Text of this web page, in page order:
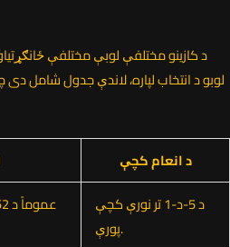
لوبو د انتخاب لپاره، لاندې جدول شامل
د انعام کچې
د 5-د-1 تر نورې کچې
پورې.